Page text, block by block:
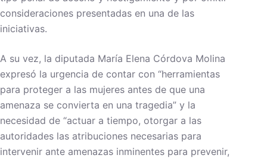
consideraciones presentadas en una de las
iniciativas.
A su vez, la diputada María Elena Córdova Molina
expresó la urgencia de contar con “herramientas
para proteger a las mujeres antes de que una
amenaza se convierta en una tragedia” y la
necesidad de “actuar a tiempo, otorgar a las
autoridades las atribuciones necesarias para
intervenir ante amenazas inminentes para prevenir,